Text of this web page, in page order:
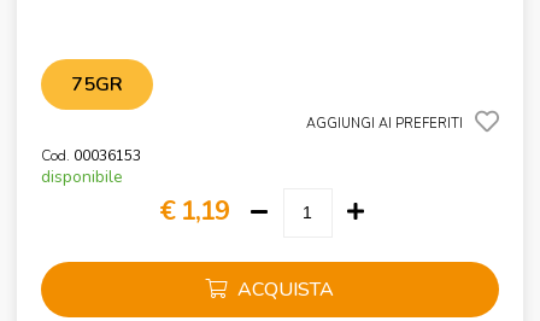
75GR
AGGIUNGI AI PREFERITI
Cod. 00036153
disponibile
€ 1,19
ACQUISTA